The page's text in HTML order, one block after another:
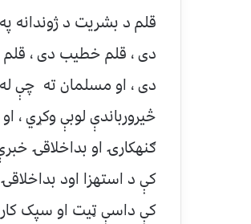
قلم د بشریت د ژوندانه
دی ، قلم خطیب دی ، قلم
دی ، او مسلمان ته چې له
څیرورباندې لوبې وکړي ،
ګنهکارۍ او بداخلاقۍ
کې د استهزا اود
کې داسې ټیت او سپک کار